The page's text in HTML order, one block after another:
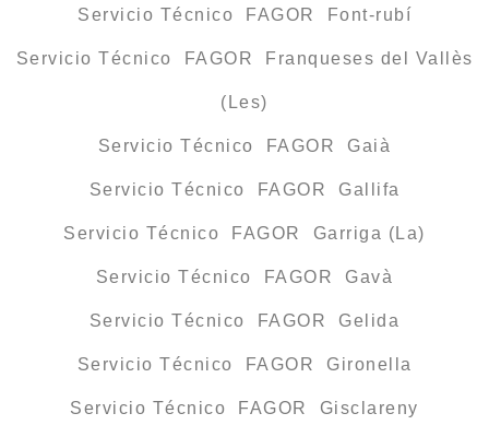
Servicio Técnico FAGOR Font-rubí
Servicio Técnico FAGOR Franqueses del Vallès
(Les)
Servicio Técnico FAGOR Gaià
Servicio Técnico FAGOR Gallifa
Servicio Técnico FAGOR Garriga (La)
Servicio Técnico FAGOR Gavà
Servicio Técnico FAGOR Gelida
Servicio Técnico FAGOR Gironella
Servicio Técnico FAGOR Gisclareny